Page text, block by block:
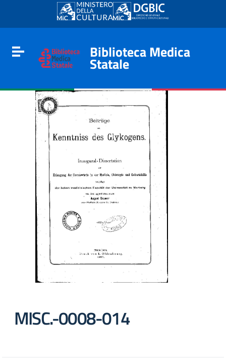
Go to content
Go to the navigation menu
Go to the footer
Toggle navigation
Biblioteca Medica
Statale
MISC.-0008-014